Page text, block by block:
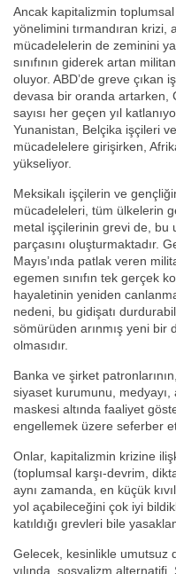
Ancak kapitalizmin
yönelimini tırmandıran krizi,
mücadelelerin de zeminini
sınıfının giderek artan
oluyor. ABD’de greve çıkan
devasa bir oranda artarken,
sayısı her geçen yıl
Yunanistan, Belçika işçileri
mücadelelere girişirken,
yükseliyor.
Meksikalı işçilerin ve
mücadeleleri, tüm ülkelerin
metal işçilerinin grevi de, bu
parçasını oluşturmaktadır.
Mayıs’ında patlak veren
egemen sınıfın tek gerçek
hayaletinin yeniden
nedeni, bu gidişatı
sömürüden arınmış yeni bir
olmasıdır.
Banka ve şirket
siyaset kurumunu, medyayı,
maskesi altında faaliyet
engellemek üzere seferber
Onlar, kapitalizmin krizine
(toplumsal karşı-devrim,
aynı zamanda, en küçük
yol açabileceğini çok iyi
katıldığı grevleri bile
Gelecek, kesinlikle umutsuz
yılında, sosyalizm